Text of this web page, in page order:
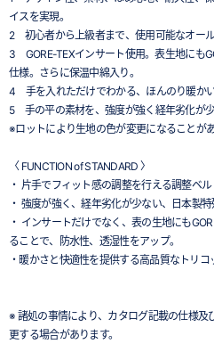
イスを実現。
2 初心者から上級者まで、使用可能なオール
3 GORE-TEXインサート使用。表生地にも
仕様。さらに保温中綿入り。
4 手を入れただけでわかる、ほんのり暖かい
5 手の平の素材を、強度が強く経年劣化が少
※ロットにより生地の色が変更になることがあ
〈 FUNCTION of STANDARD 〉
・ 片手でフィット感の調整を行える調整ベル
・ 強度が強く、経年劣化が少ない、日本製
・ インサートだけでなく、表の生地にも
ることで、防水性、透湿性をアップ。
・暖かさと快適性を提供する高品質なトリコ
※ 諸処の事情により、カタログ記載の仕様及
更する場合があります。